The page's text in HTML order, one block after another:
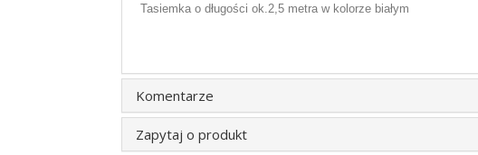
Tasiemka o długości ok.2,5 metra w kolorze białym
Komentarze
Zapytaj o produkt